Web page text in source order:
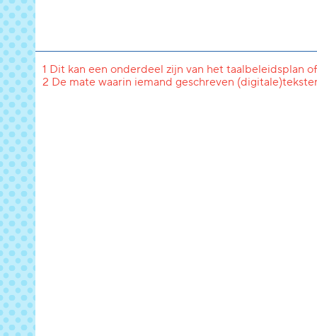
1 Dit kan een onderdeel zijn van het taalbeleidsplan
2 De mate waarin iemand geschreven